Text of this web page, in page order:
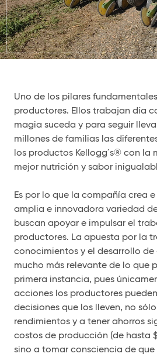
Uno de los pilares
productores. Ellos trabajan día
magia suceda y para seguir
millones de familias las
los productos Kellogg´s® con la
mejor nutrición y sabor
Es por lo que la compañía crea
amplia e innovadora variedad
buscan apoyar e impulsar el
productores. La apuesta por la
conocimientos y el desarrollo
mucho más relevante de lo que
primera instancia, pues
acciones los productores
decisiones que los lleven, no
rendimientos y a tener ahorros
costos de producción (de hasta
sino a tomar consciencia de